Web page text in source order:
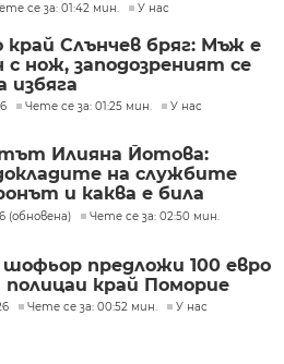
се за: 01:42 мин. У нас
Слънчев бряг: Мъж е
нож, заподозреният се
избяга
Чете се за: 01:25 мин. У нас
Илияна Йотова:
на службите
и каква е била
(обновена)
Чете се за: 02:50 мин.
предложи 100 евро
полицаи край Поморие
Чете се за: 00:52 мин. У нас